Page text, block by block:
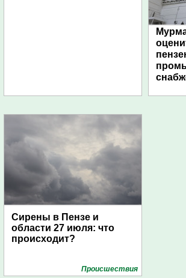
Сирены в Пензе и
области 27 июля: что
происходит?
Проиcшествия